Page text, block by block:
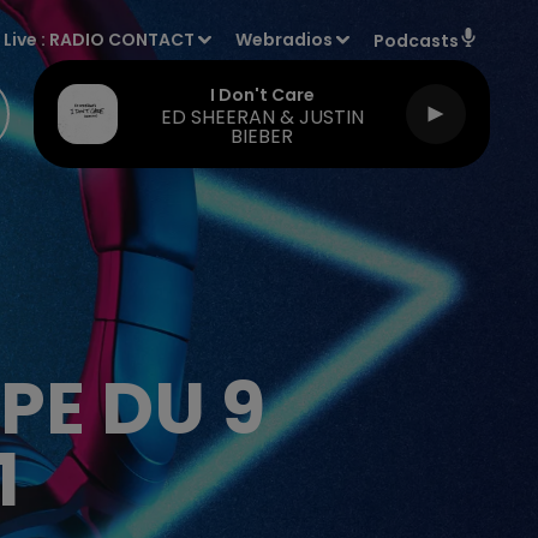
Live : RADIO CONTACT Webradios Podcasts
I Don't Care
ED SHEERAN & JUSTIN
BIEBER
DU 9